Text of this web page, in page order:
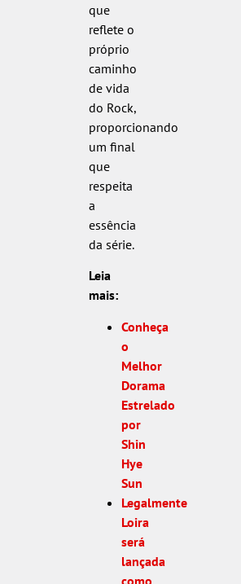
que
reflete o
próprio
caminho
de vida
do Rock,
proporcionando
um final
que
respeita
a
essência
da série.
Leia
mais:
Conheça
o
Melhor
Dorama
Estrelado
por
Shin
Hye
Sun
Legalmente
Loira
será
lançada
como